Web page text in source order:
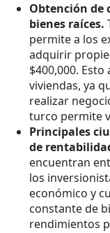
Obtención de
bienes raíces.
permite a los
adquirir
$400,000.
viviendas, ya
realizar
turco permite
Principales
de
encuentran
los
económico y
constante de
rendimientos